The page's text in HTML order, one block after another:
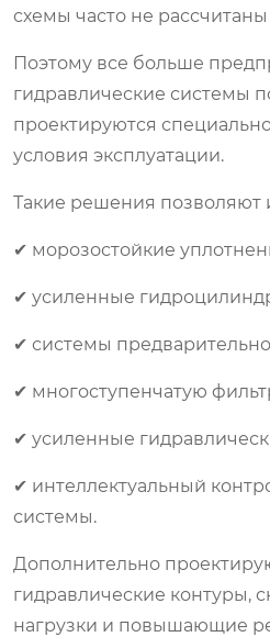
схемы часто не
Поэтому все больше
гидравлические системы
проектируются
условия эксплуатации.
Такие решения позволяют
✔ морозостойкие
✔ усиленные
✔ системы
✔ многоступенчатую
✔ усиленные
✔ интеллектуальный
системы.
Дополнительно
гидравлические контуры,
нагрузки и повышающие